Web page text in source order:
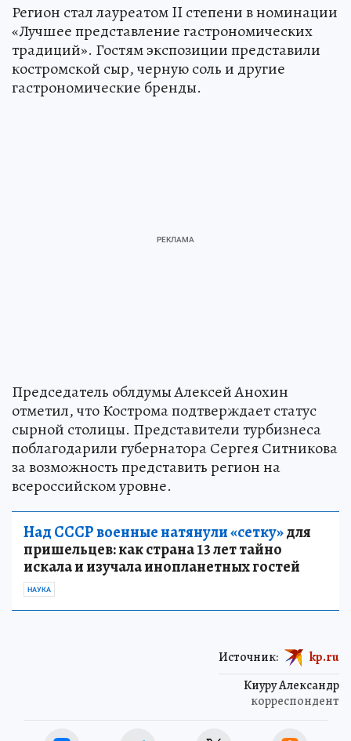
Регион стал лауреатом II степени в номинации
«Лучшее представление гастрономических
традиций». Гостям экспозиции представили
костромской сыр, черную соль и другие
гастрономические бренды.
Председатель облдумы Алексей Анохин
отметил, что Кострома подтверждает статус
сырной столицы. Представители турбизнеса
поблагодарили губернатора Сергея Ситникова
за возможность представить регион на
всероссийском уровне.
Над СССР военные натянули «сетку»для
пришельцев: как страна 13 лет тайно
искала и изучала инопланетных гостей
НАУКА
Киуру Александр
корреспондент
Источник: kp.ru